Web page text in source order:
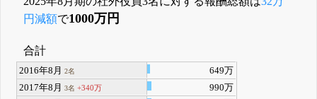
円減額で1000万円
合計
2016年8月2名
649万
2017年8月3名 +340万
990万